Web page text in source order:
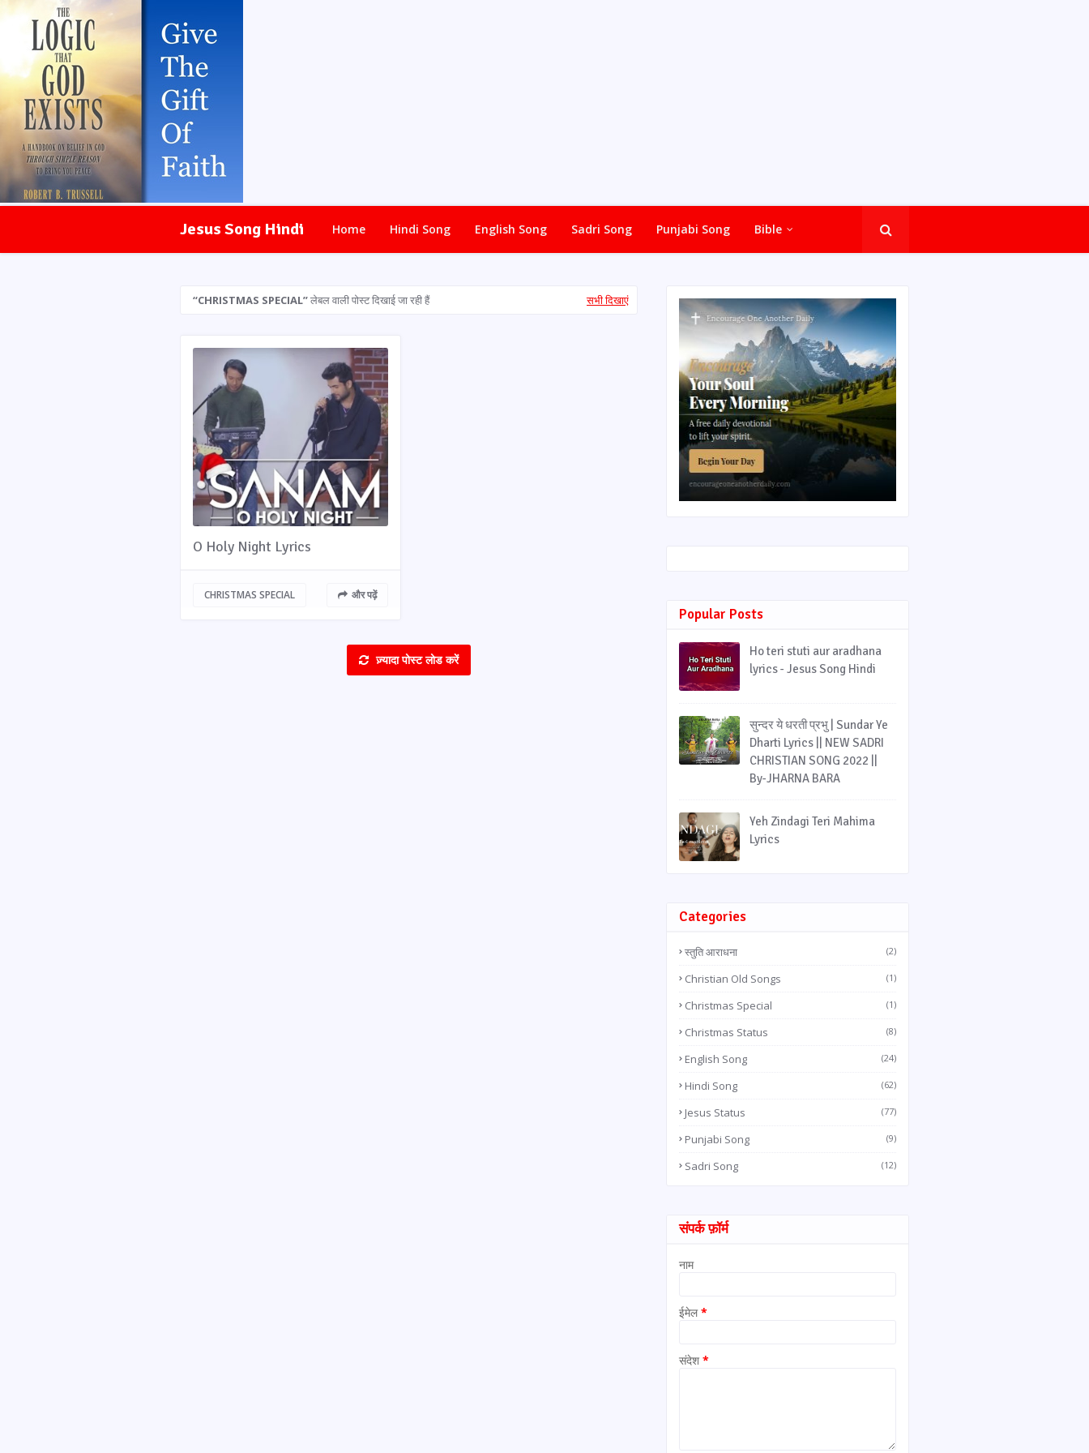
Jesus Song Hindi Home Hindi Song English Song Sadri Song Punjabi Song Bible
CHRISTMAS SPECIAL लेबल वाली पोस्ट दिखाई जा रही हैं सभी दिखाएं
O Holy Night Lyrics
CHRISTMAS SPECIAL और पढ़ें
ज़्यादा पोस्ट लोड करें
Popular Posts
Ho teri stuti aur aradhana
lyrics - Jesus Song Hindi
सुन्दर ये धरती प्रभु | Sundar Ye
Dharti Lyrics || NEW SADRI
CHRISTIAN SONG 2022 ||
By-JHARNA BARA
Yeh Zindagi Teri Mahima
Lyrics
Categories
स्तुति आराधना (2)
Christian Old Songs (1)
Christmas Special (1)
Christmas Status (8)
English Song (24)
Hindi Song (62)
Jesus Status (77)
Punjabi Song (9)
Sadri Song (12)
संपर्क फ़ॉर्म
नाम
ईमेल*
संदेश *